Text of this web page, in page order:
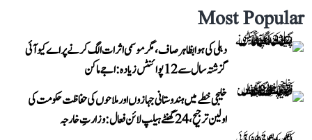
Most Popular
دہلی کی ہوا بظاہر صاف، مگر موسمی اثرات الگ کرنے پر اے کیو آئی
گزشتہ سال سے 12 پوائنٹس زیادہ: اجے ماکن
خلیجی خطے میں ہندوستانی جہازوں اور ملاحوں کی حفاظت حکومت کی
اولین ترجیح، 24 گھنٹے ہیلپ لائن فعال: وزارتِ خارجہ